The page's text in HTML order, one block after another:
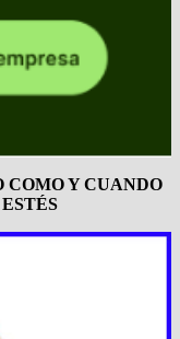
COMO Y CUANDO